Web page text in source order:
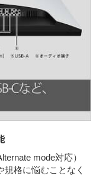
mode対応）
格に悩むことなく